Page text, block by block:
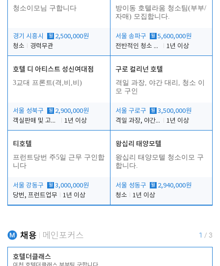
청소이모님 구합니다
경기 시흥시 월 2,500,000원
청소
경력무관
방이동 호텔라움 청소팀(부부/
자매) 모집합니다.
서울 송파구 월 5,600,000원
전반적인 청소 업무(객실청소.객실정리)
1년 이상
호텔 디 아티스트 성신여대점
3교대 프론트(격,비,비)
서울 성북구 월 2,900,000원
객실판매 및 고객응대
1년 이상
구로 컬리넌 호텔
격일 과장, 야간 대리, 청소 이
모 구인
서울 구로구 월 3,500,000원
격일 과장, 야간 대리, 청소 이모
1년 이상
티호텔
프런트당번 주5일 근무 구인합
니다
서울 강동구 월 3,000,000원
당번, 프런트업무
1년 이상
왕십리 태양모텔
왕십리 태양모텔 청소이모 구
합니다.
서울 성동구 월 2,940,000원
청소
1년 이상
채용 메인포커스 1 / 3
호텔더클래스